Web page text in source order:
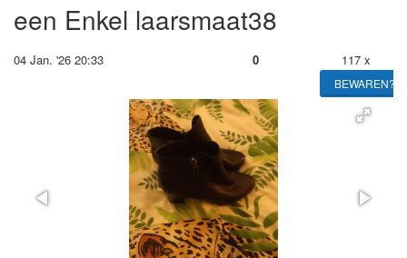
een Enkel laarsmaat38
04 Jan. '26 20:33 0 117 x
BEWAREN?